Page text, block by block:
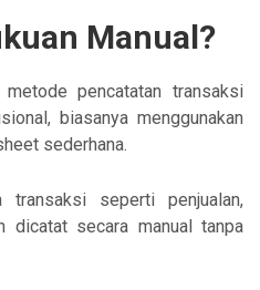
Manual?
metode pencatatan transaksi
biasanya menggunakan
sederhana.
seperti penjualan,
dicatat secara manual tanpa